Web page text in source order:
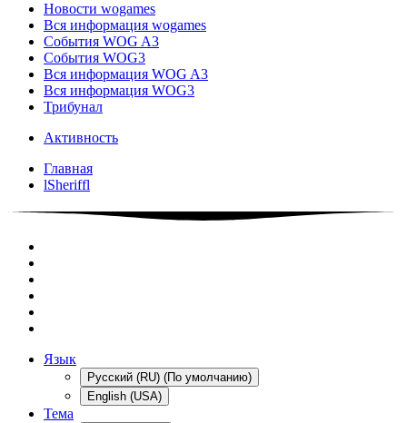
Новости wogames
Вся информация wogames
События WOG A3
События WOG3
Вся информация WOG A3
Вся информация WOG3
Трибунал
Активность
Главная
lSheriffl
Язык
Русский (RU) (По умолчанию)
English (USA)
Тема